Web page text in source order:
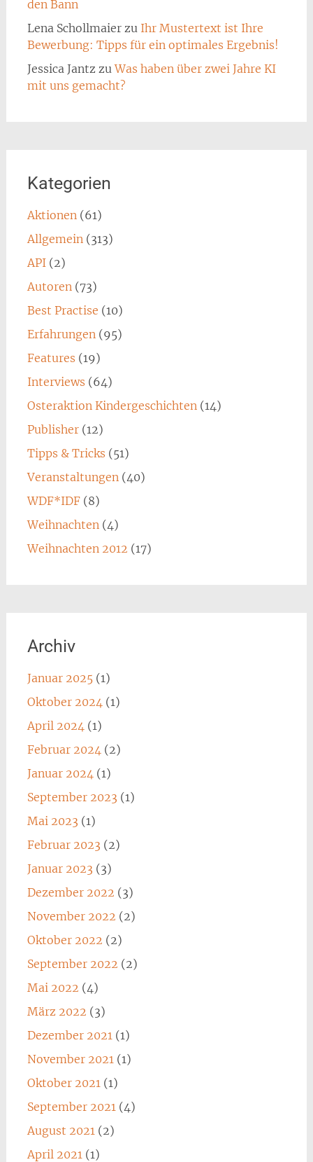
den Bann
Lena Schollmaierzu Ihr Mustertext ist Ihre
Bewerbung: Tipps für ein optimales Ergebnis!
Jessica Jantz zuWas haben über zwei Jahre KI
mit uns gemacht?
Kategorien
Aktionen (61)
Allgemein (313)
API(2)
Autoren (73)
Best Practise (10)
Erfahrungen (95)
Features (19)
Interviews (64)
Osteraktion Kindergeschichten (14)
Publisher(12)
Tipps & Tricks (51)
Veranstaltungen (40)
WDF*IDF(8)
Weihnachten (4)
Weihnachten 2012 (17)
Archiv
Januar 2025(1)
Oktober 2024 (1)
April 2024 (1)
Februar 2024 (2)
Januar 2024 (1)
September 2023 (1)
Mai 2023 (1)
Februar 2023 (2)
Januar 2023 (3)
Dezember 2022 (3)
November 2022 (2)
Oktober 2022 (2)
September 2022 (2)
Mai 2022 (4)
März 2022 (3)
Dezember 2021 (1)
November 2021 (1)
Oktober 2021 (1)
September 2021 (4)
August 2021 (2)
April 2021 (1)